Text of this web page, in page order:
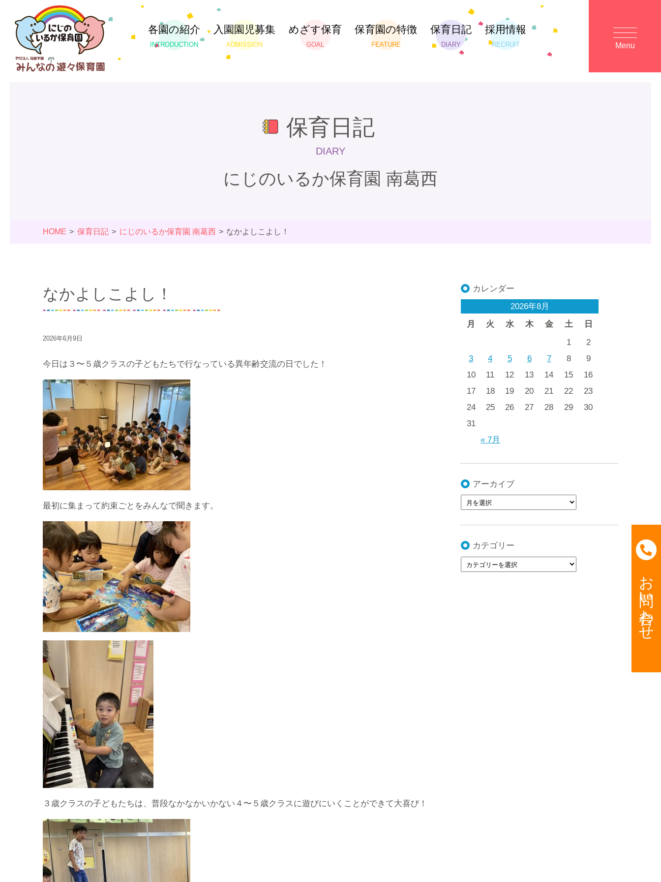
各園の紹介
INTRODUCTION
入園園児募集
ADMISSION
めざす保育
GOAL
保育園の特徴
FEATURE
保育日記
DIARY
採用情報
RECRUIT Menu
保育日記
DIARY
にじのいるか保育園 南葛西
HOME 保育日記 にじのいるか保育園 南葛西 なかよしこよし！
なかよしこよし！
2026年6月9日
今日は３〜５歳クラスの子どもたちで行なっている異年齢交流の日でした！
最初に集まって約束ごとをみんなで聞きます。
３歳クラスの子どもたちは、普段なかなかいかない４〜５歳クラスに遊びにいくことができて大喜び！
カレンダー
2026年8月
月
火 水 木 金 土 日
« 7月
1
2
3
4 5 6 7 8
9
10
11 12 13 14 15
16
17
18 19 20 21 22
23
24
25 26 27 28 29
30
31
アーカイブ
カテゴリー
お問い合わせ